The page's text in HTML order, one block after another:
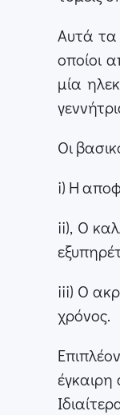
Αυτά τα
οποίοι
μία
Οι
i) Η
ii), Ο
iii) Ο
χρόνος.